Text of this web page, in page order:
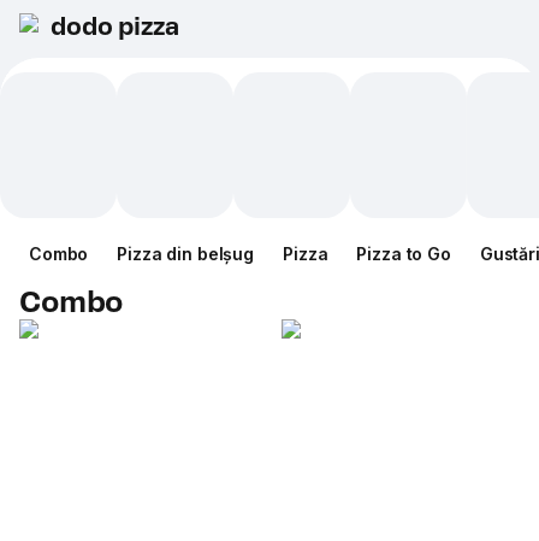
dodo pizza
Combo Pizza din belșug Pizza Pizza to Go Gustări
Combo